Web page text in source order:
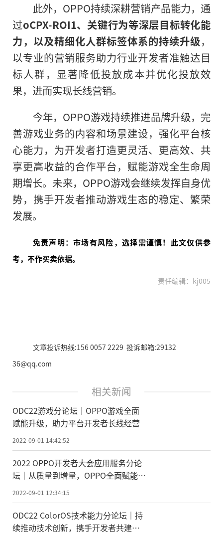
此外，OPPO持续深耕营销产品能力，通
过oCPX-ROI1、关键行为等深层目标转化能
力，以及精细化人群标签体系的持续升级，
以专业的营销服务助力行业开发者准触达目
标人群，显著降低投放成本并优化投放效
果，进而实现长线营销。
今年，OPPO游戏持续推进品牌升级，完
善游戏业务的内容和场景建设，强化平台核
心能力，为开发者打造更灵活、更高效、共
享更高收益的合作平台，赋能游戏全生命周
期增长。未来，OPPO游戏会继续发挥自身优
势，携手开发者推动游戏生态的稳定、繁荣
发展。
免责声明：市场有风险，选择需谨慎！此文仅供参
考，不作买卖依据。
责任编辑：kj005
文章投诉热线:156 0057 2229 投诉邮箱:29132
36@qq.com
相关新闻
ODC22游戏分论坛｜OPPO游戏全面
赋能升级，助力平台开发者长线经营
2022-09-01 14:42:52
2022 OPPO开发者大会应用服务分论
坛｜从质量到增量，OPPO全面赋能应
用生态合作伙伴
2022-09-01 12:34:15
ODC22 ColorOS技术能力分论坛｜持
续推动技术创新，携手开发者共建